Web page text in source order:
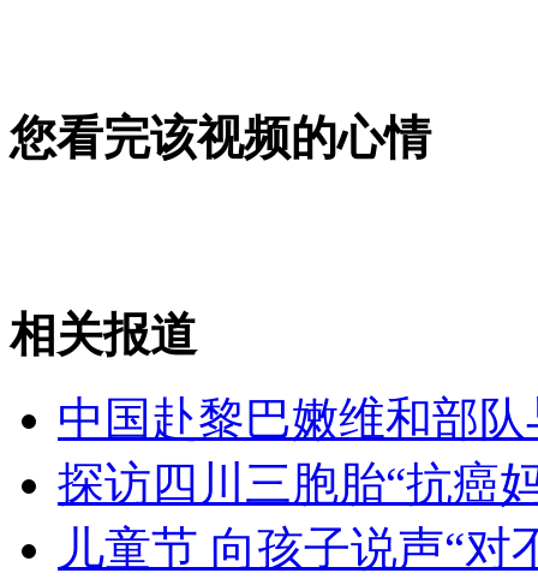
李永波透露：“超级丹”获外卡 李宗伟压力大
女孩北京地铁殴打老人 痛下狠手拳打脚踢
无痛分娩是否安全 医生回应
外交部：反对强权政治霸凌主义
外交部：有关国家言论片面不公正
您看完该视频的心情
相关报道
中国赴黎巴嫩维和部
探访四川三胞胎“抗癌
儿童节 向孩子说声“对